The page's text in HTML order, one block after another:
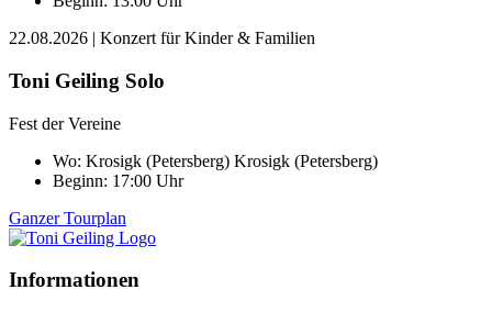
22.08.2026 | Konzert für Kinder & Familien
Toni Geiling Solo
Fest der Vereine
Wo: Krosigk (Petersberg) Krosigk (Petersberg)
Beginn: 17:00 Uhr
Ganzer Tourplan
Informationen